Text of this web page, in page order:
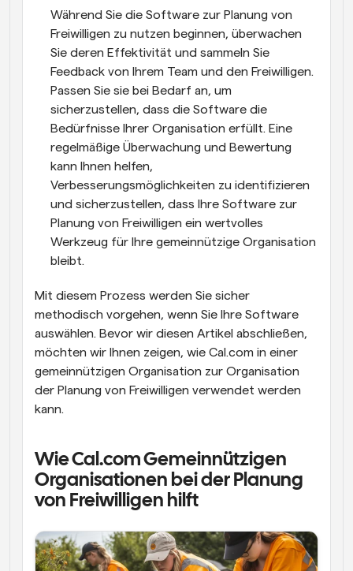
Während Sie die Software zur Planung von
Freiwilligen zu nutzen beginnen, überwachen
Sie deren Effektivität und sammeln Sie
Feedback von Ihrem Team und den Freiwilligen.
Passen Sie sie bei Bedarf an, um
sicherzustellen, dass die Software die
Bedürfnisse Ihrer Organisation erfüllt. Eine
regelmäßige Überwachung und Bewertung
kann Ihnen helfen,
Verbesserungsmöglichkeiten zu identifizieren
und sicherzustellen, dass Ihre Software zur
Planung von Freiwilligen ein wertvolles
Werkzeug für Ihre gemeinnützige Organisation
bleibt.
Mit diesem Prozess werden Sie sicher
methodisch vorgehen, wenn Sie Ihre Software
auswählen. Bevor wir diesen Artikel abschließen,
möchten wir Ihnen zeigen, wie Cal.com in einer
gemeinnützigen Organisation zur Organisation
der Planung von Freiwilligen verwendet werden
kann.
Wie Cal.com Gemeinnützigen
Organisationen bei der Planung
von Freiwilligen hilft